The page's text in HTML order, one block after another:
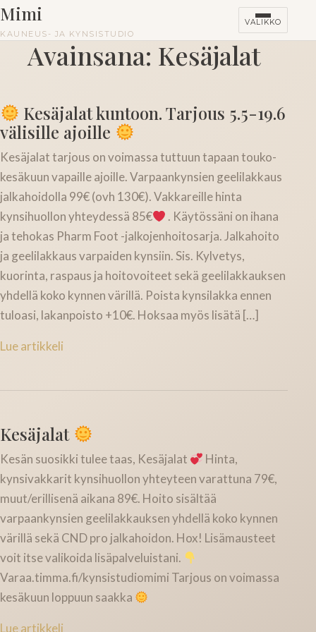
Mimi
KAUNEUS- JA KYNSISTUDIO
VALIKKO
KURSSIT
Avainsana: Kesäjalat
Kesäjalat kuntoon. Tarjous 5.5-19.6
välisille ajoille
Kesäjalat tarjous on voimassa tuttuun tapaan touko-
kesäkuun vapaille ajoille. Varpaankynsien geelilakkaus
jalkahoidolla 99€ (ovh 130€). Vakkareille hinta
kynsihuollon yhteydessä 85€
. Käytössäni on ihana
ja tehokas Pharm Foot -jalkojenhoitosarja. Jalkahoito
ja geelilakkaus varpaiden kynsiin. Sis. Kylvetys,
kuorinta, raspaus ja hoitovoiteet sekä geelilakkauksen
yhdellä koko kynnen värillä. Poista kynsilakka ennen
tuloasi, lakanpoisto +10€. Hoksaa myös lisätä […]
Lue artikkeli
Kesäjalat
Kesän suosikki tulee taas, Kesäjalat
Hinta,
kynsivakkarit kynsihuollon yhteyteen varattuna 79€,
muut/erillisenä aikana 89€. Hoito sisältää
varpaankynsien geelilakkauksen yhdellä koko kynnen
värillä sekä CND pro jalkahoidon. Hox! Lisämausteet
voit itse valikoida lisäpalveluistani.
Varaa.timma.fi/kynsistudiomimi Tarjous on voimassa
kesäkuun loppuun saakka
Lue artikkeli